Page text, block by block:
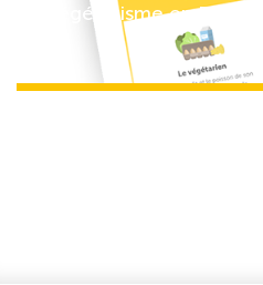
Végétarisme en Europe